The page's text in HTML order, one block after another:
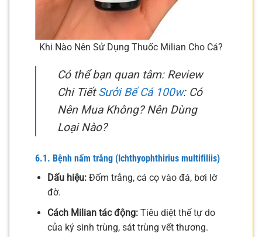
Khi Nào Nên Sử Dụng Thuốc Milian Cho Cá?
Có thể bạn quan tâm: Review
Chi TiếtSưởi Bể Cá 100w: Có
Nên Mua Không? Nên Dùng
Loại Nào?
6.1. Bệnh nấm trắng (Ichthyophthirius multifiliis)
Dấu hiệu:Đốm trắng, cá cọ vào đá, bơi lờ
đờ.
Cách Milian tác động:Tiêu diệt thể tự do
của ký sinh trùng, sát trùng vết thương.